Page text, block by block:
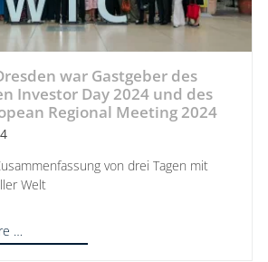
war Gastgeber des
Investor Day 2024 und des
Regional Meeting 2024
von drei Tagen mit
Welt
…